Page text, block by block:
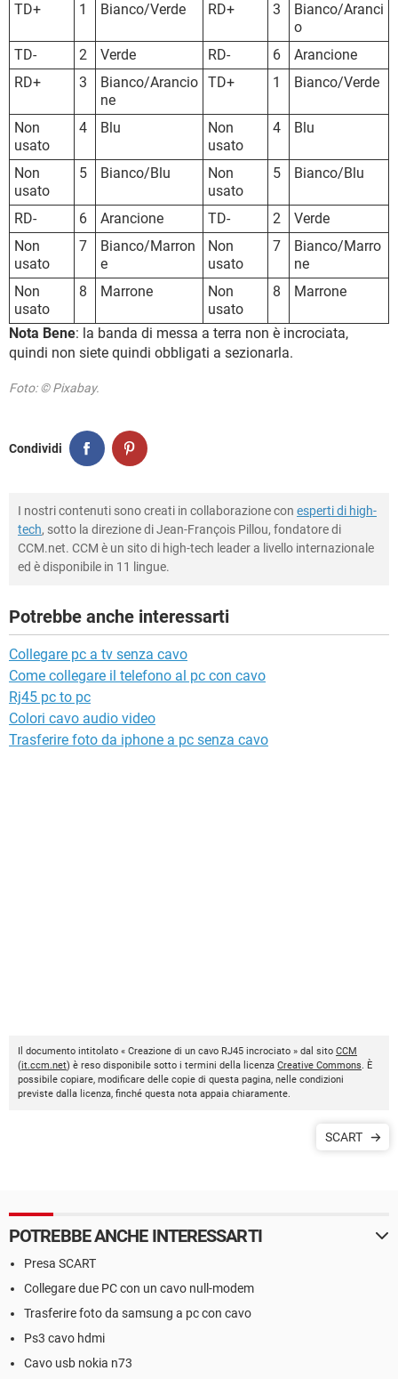
TD+ 1 Bianco/Verde RD+ 3
Bianco/Aranci
o
TD-
2 Verde RD- 6
Arancione
RD+
3
Bianco/Arancio
ne
TD+ 1 Bianco/Verde
Non
usato
4 Blu
Non
usato
4 Blu
Non
usato
5 Bianco/Blu
Non
usato
5 Bianco/Blu
RD- 6 Arancione TD- 2
Verde
Non
usato
7
Bianco/Marron
e
Non
usato
7
Bianco/Marro
ne
Non
usato
8 Marrone
Non
usato
8 Marrone
Nota Bene: la banda di messa a terra non è incrociata,
quindi non siete quindi obbligati a sezionarla.
Foto: © Pixabay.
Condividi
I nostri contenuti sono creati in collaborazione con esperti di high-
tech, sotto la direzione di Jean-François Pillou, fondatore di
CCM.net. CCM è un sito di high-tech leader a livello internazionale
ed è disponibile in 11 lingue.
Potrebbe anche interessarti
Collegare pc a tv senza cavo
Come collegare il telefono al pc con cavo
Rj45 pc to pc
Colori cavo audio video
Trasferire foto da iphone a pc senza cavo
Il documento intitolato « Creazione di un cavo RJ45 incrociato » dal sito CCM
(it.ccm.net) è reso disponibile sotto i termini della licenza Creative Commons. È
possibile copiare, modificare delle copie di questa pagina, nelle condizioni
previste dalla licenza, finché questa nota appaia chiaramente.
SCART
POTREBBE ANCHE INTERESSARTI
Presa SCART
Collegare due PC con un cavo null-modem
Trasferire foto da samsung a pc con cavo
Ps3 cavo hdmi
Cavo usb nokia n73